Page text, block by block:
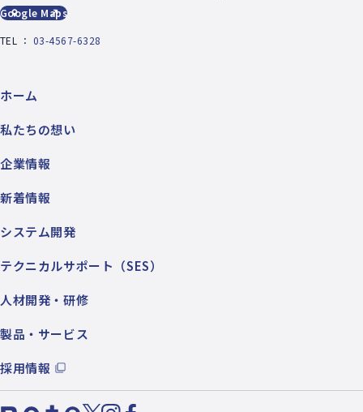
Google Maps
TEL ： 03-4567-6328
ホーム
私たちの想い
企業情報
新着情報
システム開発
テクニカルサポート（SES）
人材開発・研修
製品・サービス
採用情報